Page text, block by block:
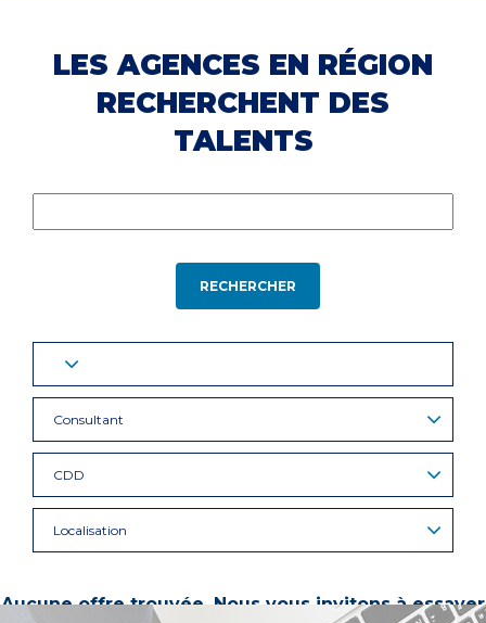
LES AGENCES EN RÉGION
RECHERCHENT DES
TALENTS
RECHERCHER
Consultant
CDD
Localisation
Aucune offre trouvée. Nous vous invitons à essayer